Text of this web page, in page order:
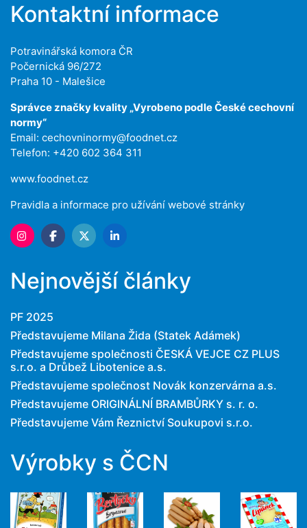
Kontaktní informace
Potravinářská komora ČR
Počernická 96/272
Praha 10 - Malešice
Správce značky kvality „Vyrobeno podle České cechovní
normy“
Email: cechovninormy@foodnet.cz
Telefon: +420 602 364 311
www.foodnet.cz
Pravidla a informace pro užívání webové stránky
Nejnovější články
PF 2025
Představujeme Milana Žida (Statek Adámek)
Představujeme společnosti ČESKÁ VEJCE CZ PLUS
s.r.o. a Drůbež Libotenice a.s.
Představujeme společnost Novák konzervárna a.s.
Představujeme ORIGINÁLNÍ BRAMBŮRKY s. r. o.
Představujeme Vám Řeznictví Soukupovi s.r.o.
Výrobky s ČCN